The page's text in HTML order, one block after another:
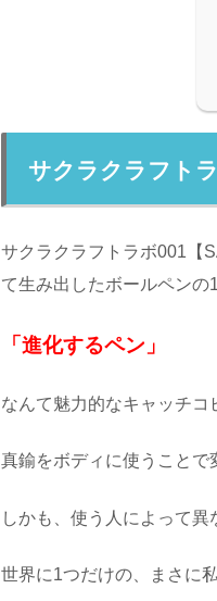
サクラクラフト
サクラクラフトラボ001【
て生み出したボールペンの1
「進化するペン」
なんて魅力的なキャッチコ
真鍮をボディに使うことで
しかも、使う人によって異
世界に1つだけの、まさに